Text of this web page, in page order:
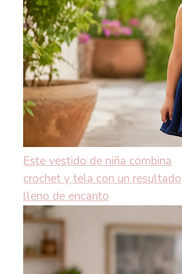
Este vestido de niña combina
crochet y tela con un resultado
lleno de encanto